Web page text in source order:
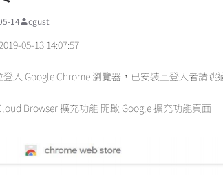
14 cgust
05-13 14:07:57
登入 Google Chrome 瀏覽器，已安裝且登入者請跳
Browser 擴充功能 開啟 Google 擴充功能頁面